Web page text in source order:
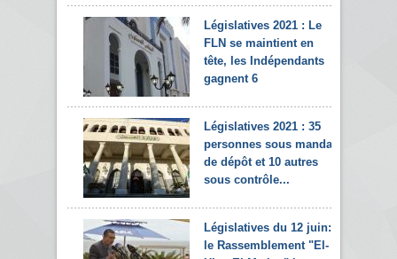
Législatives 2021 : Le
FLN se maintient en
tête, les Indépendants
gagnent 6
Législatives 2021 : 35
personnes sous mandat
de dépôt et 10 autres
sous contrôle...
Législatives du 12 juin:
le Rassemblement "El-